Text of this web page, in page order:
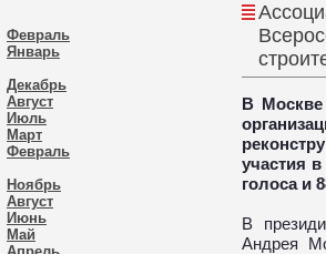
Февраль
Январь
Декабрь
Август
Июль
Март
Февраль
Ноябрь
Август
Июнь
Май
В Москве
участия
голоса и
В
Андрея